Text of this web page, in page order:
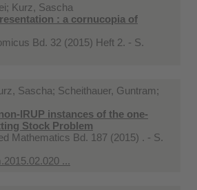
Kurz, Sascha
: a cornucopia of
Bd. 32 (2015) Heft 2. - S.
Sascha; Scheithauer, Guntram;
IRUP instances of the one-
Stock Problem
Mathematics Bd. 187 (2015) . - S.
...